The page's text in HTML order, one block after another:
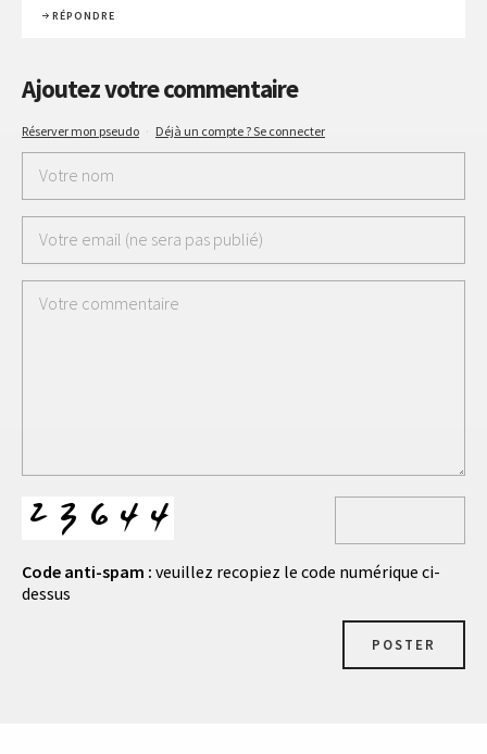
RÉPONDRE
Ajoutez votre commentaire
Réserver mon pseudo · Déjà un compte ? Se connecter
Code anti-spam : veuillez recopiez le code numérique ci-
dessus
POSTER